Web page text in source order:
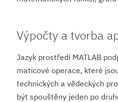
Výpočty a tvorba
Jazyk prostředí MATLAB
maticové operace, které
technických a vědeckých
být spouštěny jeden po